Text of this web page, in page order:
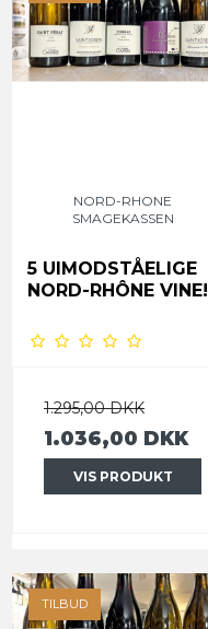
NORD-RHONE
SMAGEKASSEN
5 UIMODSTÅELIGE
NORD-RHÔNE VINE!
1.295,00 DKK
1.036,00 DKK
VIS PRODUKT
TILBUD